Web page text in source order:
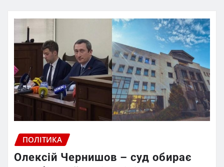
ПОЛІТИКА
Олексій Чернишов – суд обирає